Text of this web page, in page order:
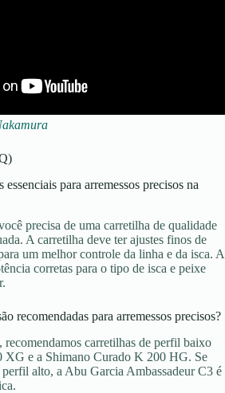
para arremessos precisos na
precisa de uma carretilha de qualidade
A carretilha deve ter ajustes finos de
um melhor controle da linha e da isca. A
corretas para o tipo de isca e peixe
recomendadas para arremessos precisos?
recomendamos carretilhas de perfil baixo
XG e a Shimano Curado K 200 HG. Se
alto, a Abu Garcia Ambassadeur C3 é